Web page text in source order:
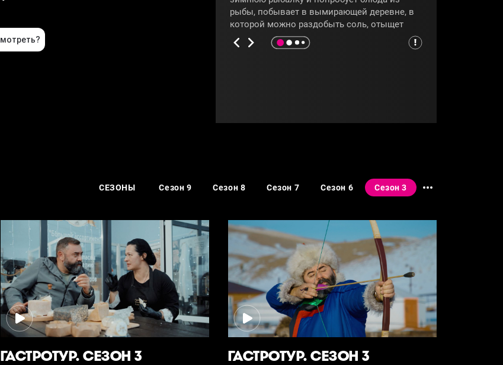
рыбы, побывает в вымирающей деревне, в
которой можно раздобыть соль, отыщет
клюквенные плантации и выяснит, как
делается архангельский пряник. Чем ещё
СЕЗОНЫ Сезон 9 Сезон 8 Сезон 7 Сезон 6 Сезон 3
ГАСТРОТУР. СЕЗОН 3 ГАСТРОТУР. СЕЗОН 3